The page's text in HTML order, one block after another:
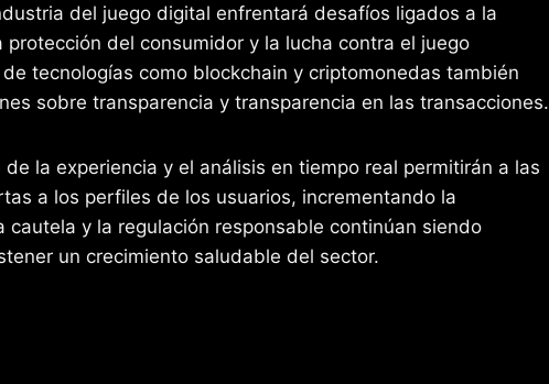
del juego digital enfrentará desafíos ligados a la
del consumidor y la lucha contra el juego
tecnologías como blockchain y criptomonedas también
sobre transparencia y transparencia en las transacciones.
la experiencia y el análisis en tiempo real permitirán a las
a los perfiles de los usuarios, incrementando la
cautela y la regulación responsable continúan siendo
un crecimiento saludable del sector.